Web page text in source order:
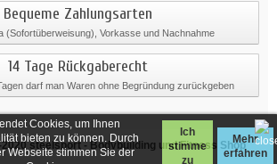
Cookies, um Ihnen
bieten zu können. Durch
Webseite stimmen Sie der
Ich
stimme
zu
Mehr
erfahren
Bequeme Zahlungsarten
(Sofortüberweisung), Vorkasse und Nachnahme
14 Tage Rückgaberecht
darf man Waren ohne Begründung zurückgeben
2020steelsport- Bodybuilding und Fitness Shop